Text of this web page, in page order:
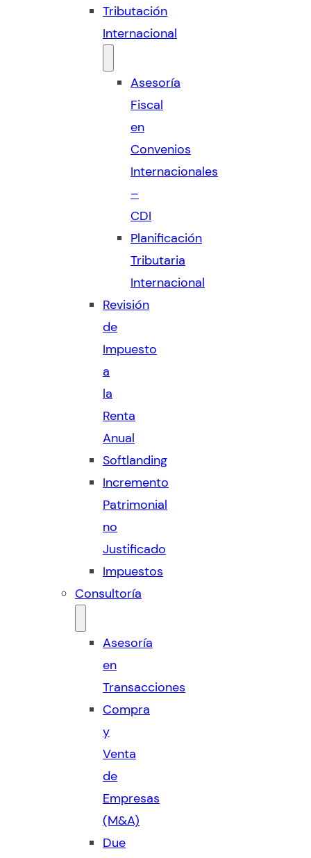
Tributación
Internacional
Asesoría
Fiscal
en
Convenios
Internacionales
–
CDI
Planificación
Tributaria
Internacional
Revisión
de
Impuesto
a
la
Renta
Anual
Softlanding
Incremento
Patrimonial
no
Justificado
Impuestos
Consultoría
Asesoría
en
Transacciones
Compra
y
Venta
de
Empresas
(M&A)
Due